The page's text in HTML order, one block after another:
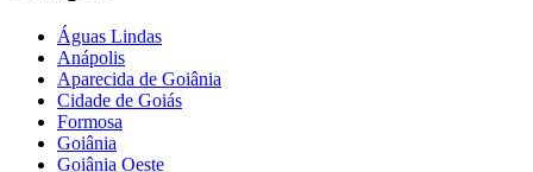
Águas Lindas
Anápolis
Aparecida de Goiânia
Cidade de Goiás
Formosa
Goiânia
Goiânia Oeste